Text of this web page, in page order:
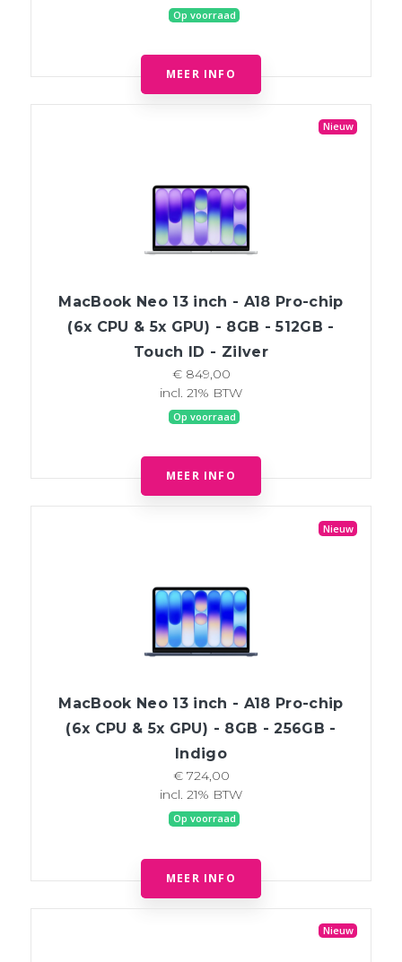
Op voorraad
MEER INFO
Nieuw
MacBook Neo 13 inch - A18 Pro-chip
(6x CPU & 5x GPU) - 8GB - 512GB -
Touch ID - Zilver
€ 849,00
incl. 21% BTW
Op voorraad
MEER INFO
Nieuw
MacBook Neo 13 inch - A18 Pro-chip
(6x CPU & 5x GPU) - 8GB - 256GB -
Indigo
€ 724,00
incl. 21% BTW
Op voorraad
MEER INFO
Nieuw